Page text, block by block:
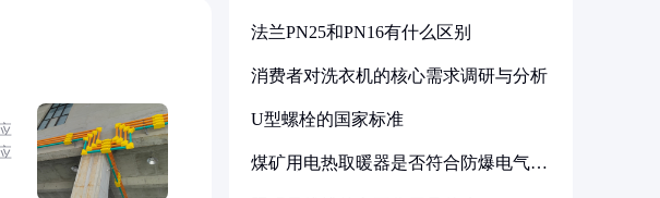
法兰PN25和PN16有什么区别
消费者对洗衣机的核心需求调研与分析
U型螺栓的国家标准
煤矿用电热取暖器是否符合防爆电气设